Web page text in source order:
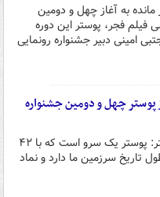
به آغاز چهل و دومین
فیلم فجر، پوستر این دوره
امینی دبیر جشنواره رونمایی
چهل و دومین جشنواره
بیدقی، طراح پوستر: پوستر یک سرو است که با ۴۲
سرزمین ما دارد و نماد